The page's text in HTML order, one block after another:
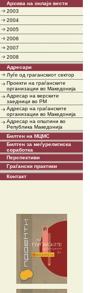
Архива на онлајн вести
2003
2004
2005
2006
2007
2008
Адресари
Луѓе од граганскиот сектор
Проекти на граѓанските
организации во Македонија
Адресар на верските
заедници во РМ
Адресар на граѓанските
организации во Македонија
Адресар на општини во
Република Македонија
Билтен на МЦМС
Билтен за меѓурелигиска
соработка
Перспективи
Граѓански практики
Контакт